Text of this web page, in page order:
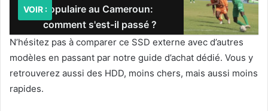
populaire au Cameroun:
comment s'est-il passé ?
VOIR :
N’hésitez pas à comparer ce SSD externe avec d’autres
modèles en passant par notre guide d’achat dédié. Vous y
retrouverez aussi des HDD, moins chers, mais aussi moins
rapides.